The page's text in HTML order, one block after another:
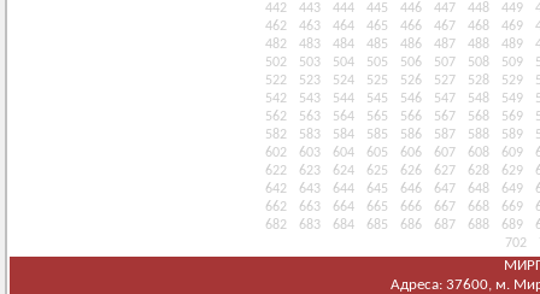
442
443 444 445 446 447 448 449
462
463 464 465 466 467 468 469
482
483 484 485 486 487 488 489
502
503 504 505 506 507 508 509
522
523 524 525 526 527 528 529
542
543 544 545 546 547 548 549
562
563 564 565 566 567 568 569
582
583 584 585 586 587 588 589
602
603 604 605 606 607 608 609
622
623 624 625 626 627 628 629
642
643 644 645 646 647 648 649
662
663 664 665 666 667 668 669
682
683 684 685 686 687 688 689
702
Адреса: 37600, м.